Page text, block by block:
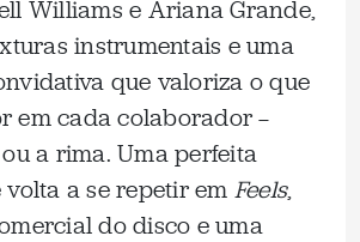
Williams e Ariana Grande,
instrumentais e uma
que valoriza o que
em cada colaborador —
a rima. Uma perfeita
a se repetir em Feels,
do disco e uma